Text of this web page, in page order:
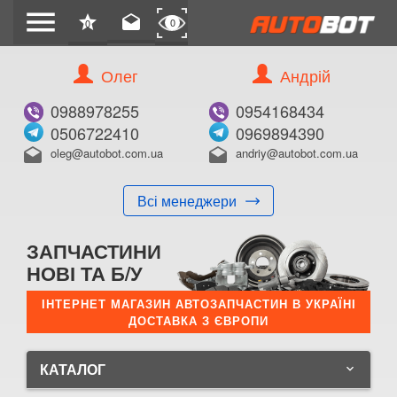
menu star
0 drafts 0
Олег
0988978255
0506722410
drafts oleg@autobot.com.ua
Всі менеджери
Андрій
0954168434
0969894390
drafts andriy@autobot.com.ua
ЗАПЧАСТИНИ
НОВІ ТА Б/У
ІНТЕРНЕТ МАГАЗИН АВТОЗАПЧАСТИН В УКРАЇНІ
ДОСТАВКА З ЄВРОПИ
КАТАЛОГ keyboard_arrow_down